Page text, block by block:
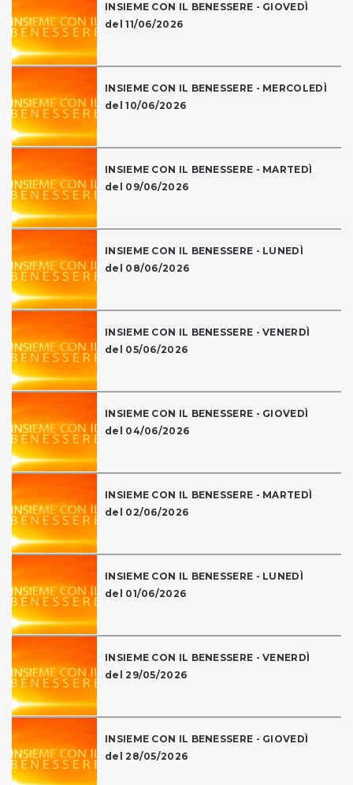
INSIEME CON IL BENESSERE - GIOVEDÌ
del 11/06/2026
INSIEME CON IL BENESSERE - MERCOLEDÌ
del 10/06/2026
INSIEME CON IL BENESSERE - MARTEDÌ
del 09/06/2026
INSIEME CON IL BENESSERE - LUNEDÌ
del 08/06/2026
INSIEME CON IL BENESSERE - VENERDÌ
del 05/06/2026
INSIEME CON IL BENESSERE - GIOVEDÌ
del 04/06/2026
INSIEME CON IL BENESSERE - MARTEDÌ
del 02/06/2026
INSIEME CON IL BENESSERE - LUNEDÌ
del 01/06/2026
INSIEME CON IL BENESSERE - VENERDÌ
del 29/05/2026
INSIEME CON IL BENESSERE - GIOVEDÌ
del 28/05/2026